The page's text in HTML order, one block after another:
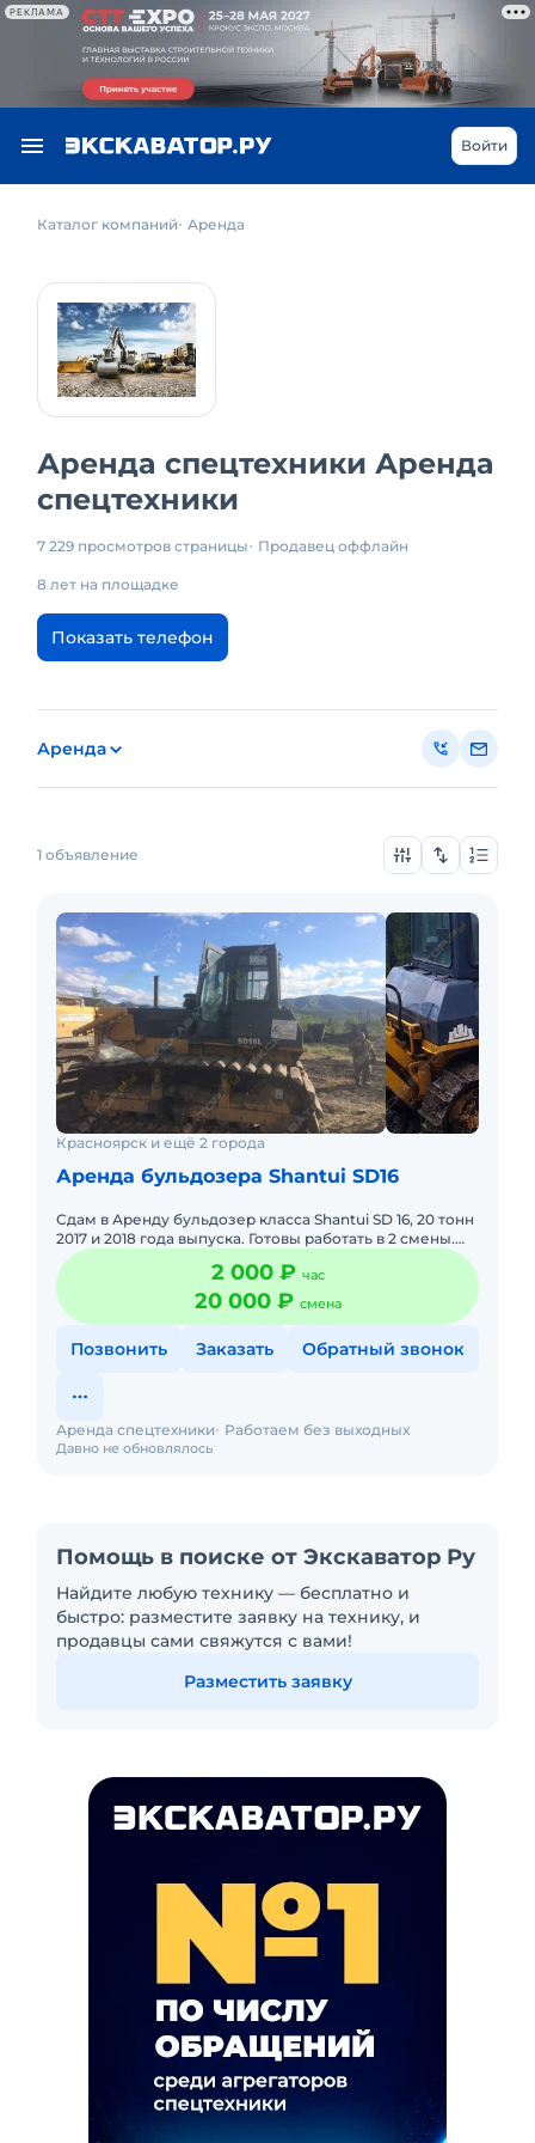
РЕКЛАМА
Войти
Каталог компаний Аренда
Аренда спецтехники Аренда
спецтехники
7 229 просмотров страницы Продавец оффлайн
8 лет на площадке
Показать телефон
Аренда
1 объявление
Красноярск и ещё 2 города
Аренда бульдозера Shantui SD16
Сдам в Аренду бульдозер класса Shantui SD 16, 20 тонн
2017 и 2018 года выпуска. Готовы работать в 2 смены.
Опытные операторы. В наличии 7 шт. Доставка до объе
2 000 ₽ час
20 000 ₽ смена
Позвонить Заказать Обратный звонок
Давно не обновлялось
Аренда спецтехники Работаем без выходных
Помощь в поиске от Экскаватор Ру
Найдите любую технику — бесплатно и
быстро: разместите заявку на технику, и
продавцы сами свяжутся с вами!
Разместить заявку